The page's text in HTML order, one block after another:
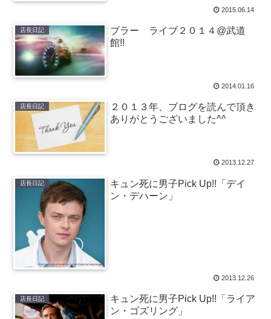
2015.06.14
店長日記
ブラー ライブ２０１４@武道
館!!
2014.01.16
店長日記
２０１３年、ブログを読んで頂き
ありがとうございました^^
2013.12.27
店長日記
キュン死に男子Pick Up!!「デイ
ン・デハーン」
2013.12.26
店長日記
キュン死に男子Pick Up!!「ライア
ン・ゴズリング」